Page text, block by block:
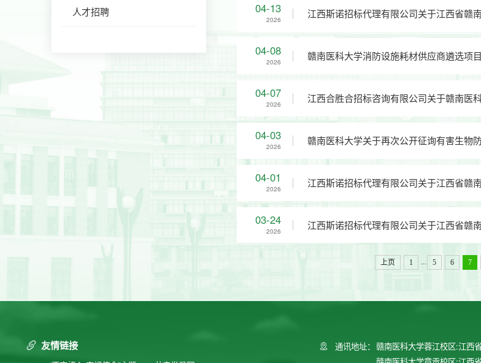
人才招聘 04-13
2026 江西斯诺招标代理有限公司关于江西省赣
号：JXSN2026-ZX-JX-J001)竞争性谈判采
04-08
2026
04-07
2026 江西合胜合招标咨询有限公司关于赣南医
HSH2026ZX001）询价公告
04-03
2026 赣南医科大学关于再次公开征询有害生物
04-01
2026 江西斯诺招标代理有限公司关于江西省赣
号：JXSN2026-ZX-JX-J001)竞争性谈判采
03-24
2026 江西斯诺招标代理有限公司关于江西省赣
号：JXSN2026-ZX-JX-J001)的竞争性谈判
上页 1 ... 5 6 7
友情链接 通讯地址： 赣南医科大学蓉江校区:江西